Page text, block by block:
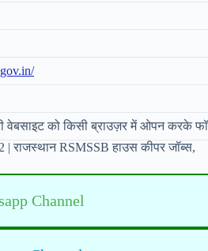
वेबसाइट को किसी ब्राउज़र में ओपन करके
राजस्थान RSMSSB हाउस कीपर जॉब्स,
Channel